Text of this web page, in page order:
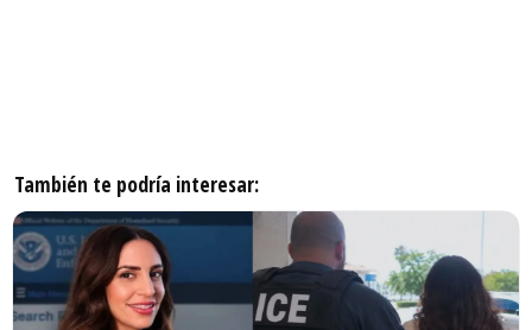
También te podría interesar: